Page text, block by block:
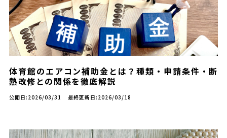
体育館のエアコン補助金とは？種類・申請条件・断
熱改修との関係を徹底解説
公開日:2026/03/31 最終更新日:2026/03/18